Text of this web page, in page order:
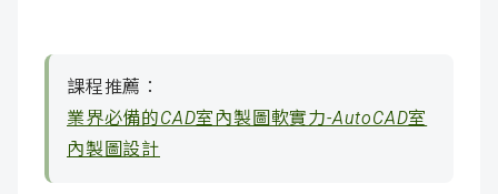
課程推薦：
業界必備的CAD室內製圖軟實力-AutoCAD室
內製圖設計